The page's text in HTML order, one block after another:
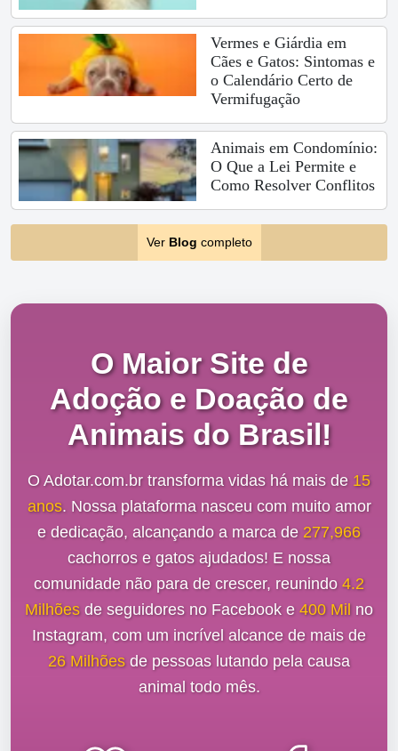
Vermes e Giárdia em
Cães e Gatos: Sintomas e
o Calendário Certo de
Vermifugação
Animais em Condomínio:
O Que a Lei Permite e
Como Resolver Conflitos
Ver Blog completo
O Maior Site de
Adoção e Doação de
Animais do Brasil!
O Adotar.com.br transforma vidas há mais de 15
anos. Nossa plataforma nasceu com muito amor
e dedicação, alcançando a marca de 277,966
cachorros e gatos ajudados! E nossa
comunidade não para de crescer, reunindo 4.2
Milhõesde seguidores no Facebook e 400 Mil no
Instagram, com um incrível alcance de mais de
26 Milhõesde pessoas lutando pela causa
animal todo mês.